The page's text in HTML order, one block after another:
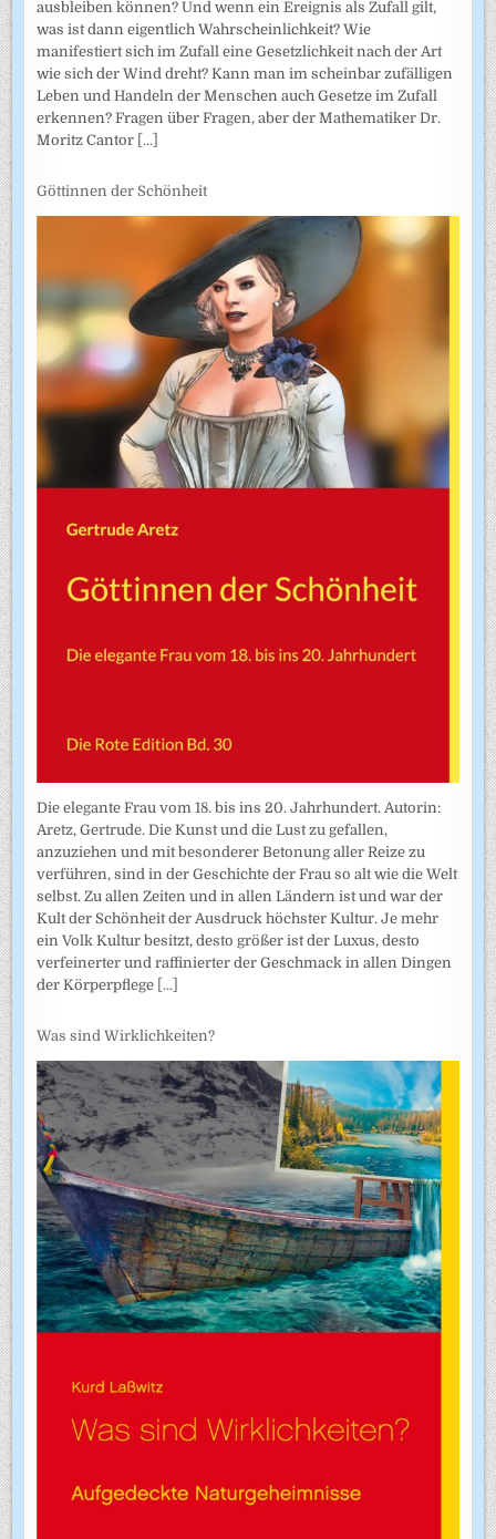
ausbleiben können? Und wenn ein Ereignis als Zufall gilt,
was ist dann eigentlich Wahrscheinlichkeit? Wie
manifestiert sich im Zufall eine Gesetzlichkeit nach der Art
wie sich der Wind dreht? Kann man im scheinbar zufälligen
Leben und Handeln der Menschen auch Gesetze im Zufall
erkennen? Fragen über Fragen, aber der Mathematiker Dr.
Moritz Cantor [...]
Göttinnen der Schönheit
Die elegante Frau vom 18. bis ins 20. Jahrhundert. Autorin:
Aretz, Gertrude. Die Kunst und die Lust zu gefallen,
anzuziehen und mit besonderer Betonung aller Reize zu
verführen, sind in der Geschichte der Frau so alt wie die Welt
selbst. Zu allen Zeiten und in allen Ländern ist und war der
Kult der Schönheit der Ausdruck höchster Kultur. Je mehr
ein Volk Kultur besitzt, desto größer ist der Luxus, desto
verfeinerter und raffinierter der Geschmack in allen Dingen
der Körperpflege [...]
Was sind Wirklichkeiten?